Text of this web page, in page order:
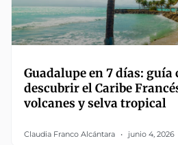
Guadalupe en 7 días:
descubrir el Caribe
volcanes y selva tropical
Claudia Franco Alcántara junio 4, 2026